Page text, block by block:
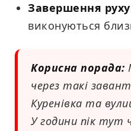
Завершення
виконуються
Корисна порада:
через такі
Куренівка та
У години пік тут